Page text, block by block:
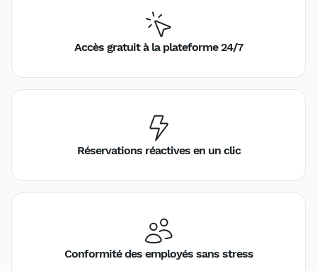
Accès gratuit à la plateforme 24/7
Réservations réactives en un clic
Conformité des employés sans stress